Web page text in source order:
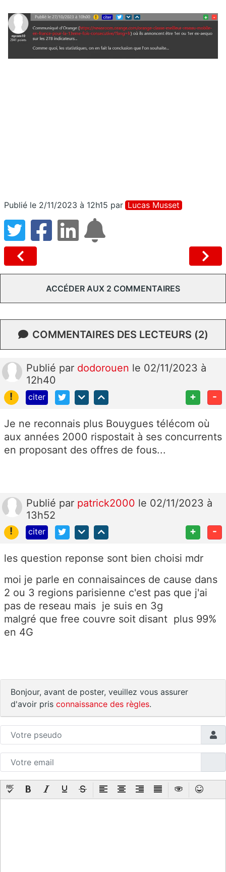
Publié le 2/11/2023 à 12h15 par Lucas Musset
ACCÉDER AUX 2 COMMENTAIRES
COMMENTAIRES DES LECTEURS (2)
Publié par dodorouen le 02/11/2023 à
12h40
!
citer + -
Je ne reconnais plus Bouygues télécom où
aux années 2000 rispostait à ses concurrents
en proposant des offres de fous...
Publié par patrick2000 le 02/11/2023 à
13h52
!
citer + -
les question reponse sont bien choisi mdr
moi je parle en connaisainces de cause dans
2 ou 3 regions parisienne c'est pas que j'ai
pas de reseau mais je suis en 3g
malgré que free couvre soit disant plus 99%
en 4G
Bonjour, avant de poster, veuillez vous assurer
d'avoir pris connaissance des règles.